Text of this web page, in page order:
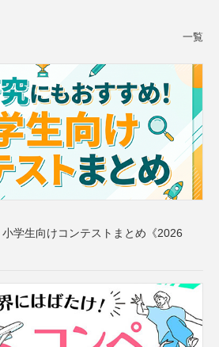
一覧
学生向けコンテストまとめ《2026